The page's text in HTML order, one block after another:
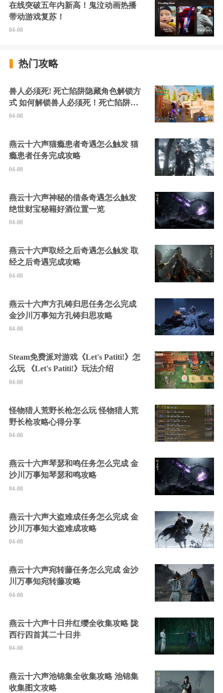
在线突破五年内新高！鬼泣动画热播
带动游戏复苏！
04-08
热门攻略
兽人必须死! 死亡陷阱隐藏角色解锁方
式 如何解锁兽人必须死！死亡陷阱中
的隐藏角色
04-08
燕云十六声猫瘾患者奇遇怎么触发 猫
瘾患者任务完成攻略
04-08
燕云十六声神秘的借条奇遇怎么触发
绝世财宝秘籍好酒位置一览
04-08
燕云十六声取经之后奇遇怎么触发 取
经之后奇遇完成攻略
04-08
燕云十六声方孔铸归思任务怎么完成
金沙川万事知方孔铸归思攻略
04-08
Steam免费派对游戏《Let's Patiti!》怎
么玩 《Let's Patiti!》玩法介绍
04-08
怪物猎人荒野长枪怎么玩 怪物猎人荒
野长枪攻略心得分享
04-08
燕云十六声琴瑟和鸣任务怎么完成 金
沙川万事知琴瑟和鸣攻略
04-08
燕云十六声大盗难成任务怎么完成 金
沙川万事知大盗难成攻略
04-08
燕云十六声宛转藤任务怎么完成 金沙
川万事知宛转藤攻略
04-08
燕云十六声十日井红缨全收集攻略 陇
西行四首其二十日井
04-08
燕云十六声池锦集全收集攻略 池锦集
收集图文攻略